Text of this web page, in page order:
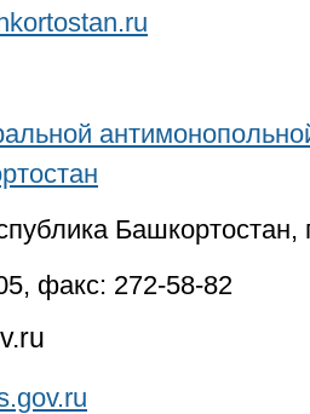
факс: 272-58-82